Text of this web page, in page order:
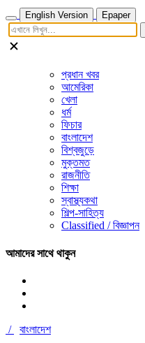
English Version
Epaper
প্রধান খবর
আমেরিকা
খেলা
ধর্ম
ফিচার
বাংলাদেশ
বিশ্বজুড়ে
মুক্তমত
রাজনীতি
শিক্ষা
স্বাস্থ্যকথা
শিল্প-সাহিত্য
Classified / বিজ্ঞাপন
আমাদের সাথে থাকুন
/ বাংলাদেশ